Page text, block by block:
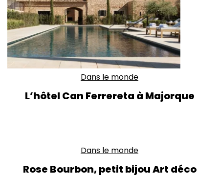
Dans le monde
L’hôtel Can Ferrereta à Majorque
Dans le monde
Rose Bourbon, petit bijou Art déco